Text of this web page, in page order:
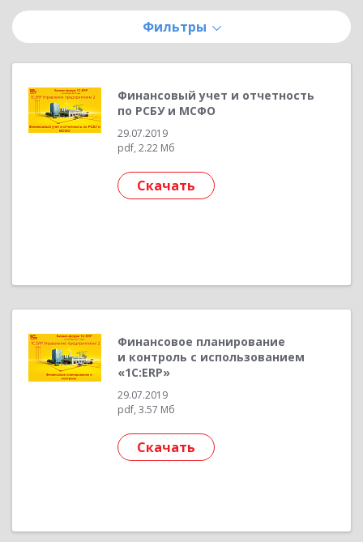
Фильтры
Финансовый учет и отчетность
по РСБУ и МСФО
29.07.2019
pdf, 2.22 Мб
Скачать
Финансовое планирование
и контроль с использованием
«1С:ERP»
29.07.2019
pdf, 3.57 Мб
Скачать